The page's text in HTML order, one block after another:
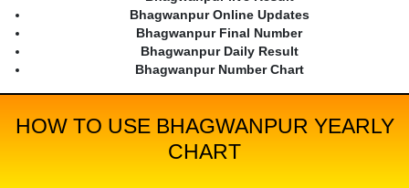
Bhagwanpur Online Updates
Bhagwanpur Final Number
Bhagwanpur Daily Result
Bhagwanpur Number Chart
HOW TO USE BHAGWANPUR YEARLY
CHART